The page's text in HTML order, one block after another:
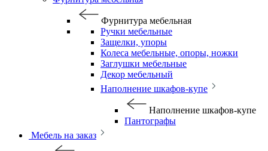
Фурнитура мебельная
Ручки мебельные
Защелки, упоры
Колеса мебельные, опоры, ножки
Заглушки мебельные
Декор мебельный
Наполнение шкафов-купе
Наполнение шкафов-купе
Пантографы
Мебель на заказ